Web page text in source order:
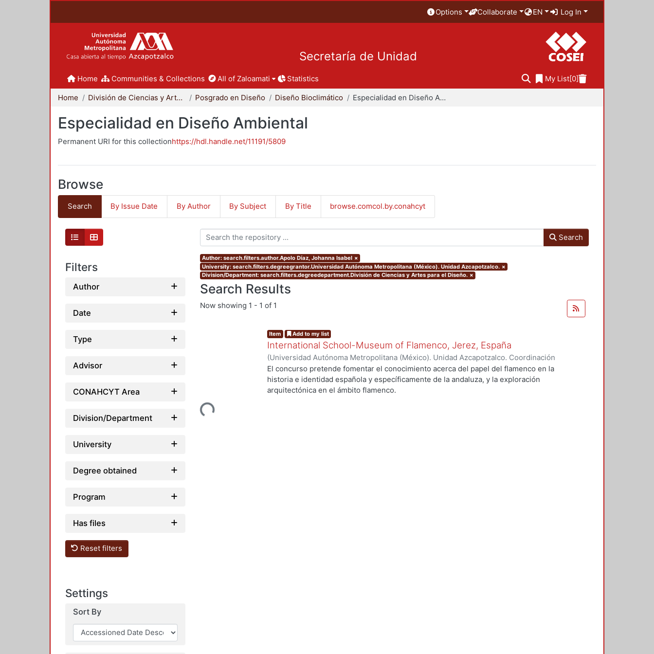
Options Collaborate EN Log In
Secretaría de Unidad
Home Communities & Collections All of Zaloamati Statistics My List[0]
Home División de Ciencias y Artes para el Diseño Posgrado en Diseño Diseño Bioclimático Especialidad en Diseño Ambiental
Especialidad en Diseño Ambiental
Permanent URI for this collectionhttps://hdl.handle.net/11191/5809
Browse
Search By Issue Date By Author By Subject By Title browse.comcol.by.conahcyt
Filters
Author
Date
Type
Advisor
CONAHCYT Area
Division/Department
University
Degree obtained
Program
Has files
Reset filters
Settings
Sort By
Search
Author: search.filters.author.Apolo Díaz, Johanna Isabel ×
University: search.filters.degreegrantor.Universidad Autónoma Metropolitana (México). Unidad Azcapotzalco. ×
Division/Department: search.filters.degreedepartment.División de Ciencias y Artes para el Diseño. ×
Search Results
Now showing 1 - 1 of 1
Loading...
Item Add to my list
International School-Museum of Flamenco, Jerez, España
(Universidad Autónoma Metropolitana (México). Unidad Azcapotzalco. Coordinación
de Servicios de Información.,2011-11)Apolo Díaz, Johanna Isabel
El concurso pretende fomentar el conocimiento acerca del papel del flamenco en la
historia e identidad española y específicamente de la andaluza, y la exploración
arquitectónica en el ámbito flamenco.